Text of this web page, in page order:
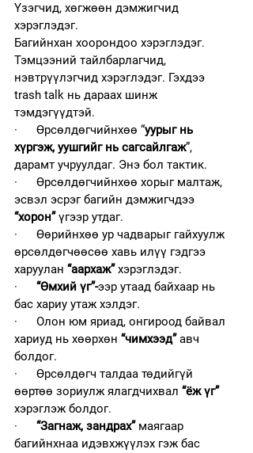
Үзэгчид, хөгжөөн дэмжигчид
хэрэглэдэг.
Багийнхан хоорондоо хэрэглэдэг.
Тэмцээний тайлбарлагчид,
нэвтрүүлэгчид хэрэглэдэг. Гэхдээ
trash talk нь дараах шинж
тэмдэгүүдтэй.
·      Өрсөлдөгчийнхөө “уурыг нь
хүргэж, уушгийг нь сагсайлгаж”,
дарамт учруулдаг. Энэ бол тактик.
·      Өрсөлдөгчийнхөө хорыг малтаж,
эсвэл эсрэг багийн дэмжигчдээ
“хорон” үгээр утдаг.
·      Өөрийнхөө ур чадварыг гайхуулж
өрсөлдөгчөөсөө хавь илүү гэдгээ
харуулан “аархаж” хэрэглэдэг.
· “Өмхий үг”-ээр утаад байхаар нь
бас хариу утаж хэлдэг.
·      Олон юм яриад, онгироод байвал
хариуд нь хөөрхөн “чимхээд” авч
болдог.
·      Өрсөлдөгч талдаа төдийгүй
өөртөө зориулж ялагдчихвал “ёж үг”
хэрэглэж болдог.
· “Загнаж, зандрах” маягаар
багийнхнаа идэвхжүүлэх гэж бас